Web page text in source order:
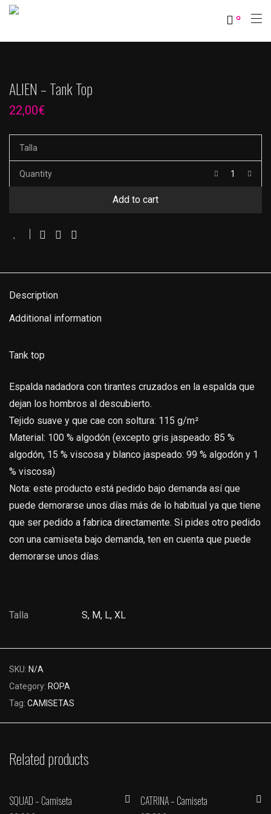
0
ALIEN – Tank Top
22,00€
Talla
Quantity
Add to cart
Description
Additional information
Tank top
Espalda nadadora con tirantes cruzados en la espalda que
dejan los hombros al descubierto.
Tejido suave y que cae con soltura: 115 g/m²
Material: 100 % algodón (excepto gris jaspeado: 85 %
algodón, 15 % viscosa y blanco jaspeado: 99 % algodón y 1
% viscosa)
Nota: este producto está pedido bajo demanda así que
puede demorarse unos días más de lo habitual ya que tiene
que ser pedido a fabrica directamente. Si pides otro pedido
con una camiseta bajo demanda, ten en cuenta que puede
demorarse unos días.
Talla S, M, L, XL
SKU: N/A
Category: ROPA
Tag: CAMISETAS
Related products
SQUAD – Camiseta CATRINA – Camiseta